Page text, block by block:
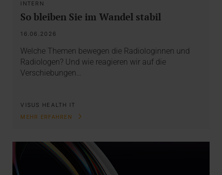
INTERN
So bleiben Sie im Wandel stabil
16.06.2026
Welche Themen bewegen die Radiologinnen und
Radiologen? Und wie reagieren wir auf die
Verschiebungen…
VISUS HEALTH IT
MEHR ERFAHREN